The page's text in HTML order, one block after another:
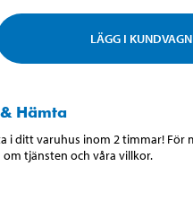
LÄGG I KUNDVAGN
Hämta
i ditt varuhus inom 2 timmar! För
tjänsten och våra villkor.